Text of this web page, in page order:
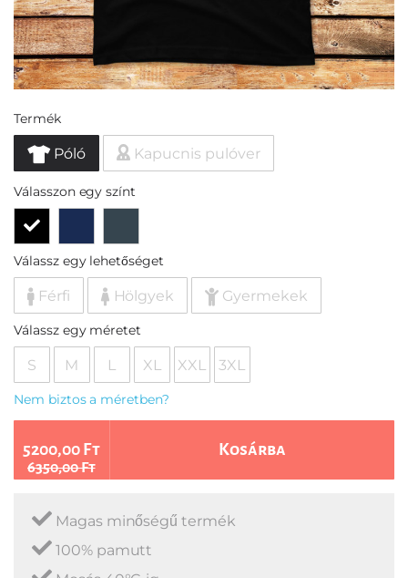
Termék
Póló Kapucnis pulóver
Válasszon egy színt
Válassz egy lehetőséget
Férfi Hölgyek Gyermekek
Válassz egy méretet
S M L XL XXL 3XL
Nem biztos a méretben?
5200,00 Ft
6350,00 Ft
Kosárba
Magas minőségű termék
100% pamutt